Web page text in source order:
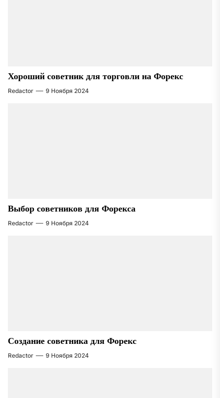
Хороший советник для торговли на Форекс
Redactor 9 Ноября 2024
Выбор советников для Форекса
Redactor 9 Ноября 2024
Создание советника для Форекс
Redactor 9 Ноября 2024